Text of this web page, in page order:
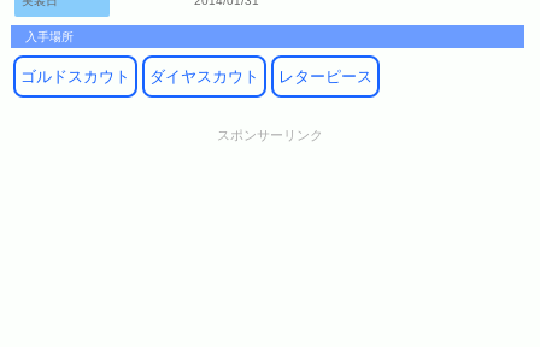
入手場所
ゴルドスカウト ダイヤスカウト レターピース
スポンサーリンク